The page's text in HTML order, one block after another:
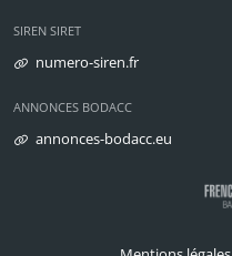
SIREN SIRET
numero-siren.fr
ANNONCES BODACC
annonces-bodacc.eu